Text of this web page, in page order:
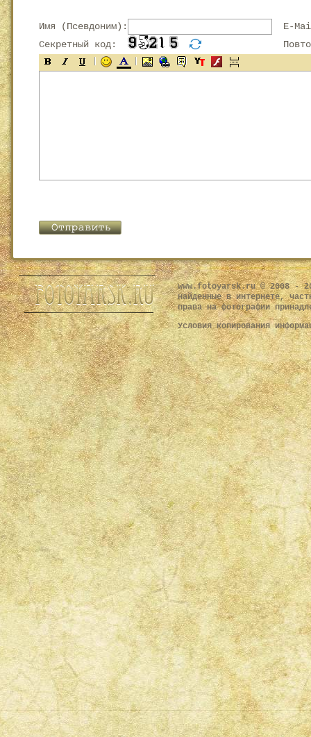
Имя (Псевдоним):
E-
Секретный код:
www.fotoyarsk.ru © 2008 -
найденные в интернете,
права на фотографии
Условия копирования